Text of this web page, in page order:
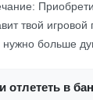
твой
больше
отлететь в